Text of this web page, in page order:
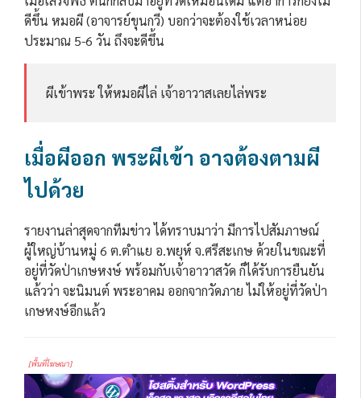
ดีขึ้น หมอผี (อาจารย์ขุนกวี) บอกว่าจะต้องใช้เวลาหน่อย
ประมาณ 5-6 วัน ถึงจะดีขึ้น
ผีเข้าพระ ให้หมอผีไล่ เจ้าอาวาสเลยไล่พระ
เมื่อผีออก พระผีเข้า อาจต้องตามผี
ไปด้วย
รายงานล่าสุดจากทีมข่าว ได้ทราบมาว่า มีการไปสัมภาษณ์
ผู้ใหญ่บ้านหมู่ 6 ต.ตำแย อ.พยุห์ จ.ศรีสะเกษ ด้วยในขณะที่
อยู่ที่วัดป่าเกษหงษ์ พร้อมกับเจ้าอาวาสวัด ก็ได้รับการยืนยัน
แล้วว่า จะนิมนต์ พระอาคม ออกจากวัดภาย ไม่ให้อยู่ที่วัดป่า
เกษหงษ์อีกแล้ว
[พื้นที่โฆษณา]